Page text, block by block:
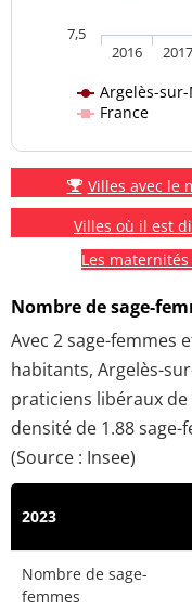
Argelès-
France
2016 2017
7,5
Villes avec le
Villes où il est
Les
Nombre de sage-
Avec 2 sage-femmes
habitants, Argelès-
praticiens libéraux
densité de 1.88
(Source : Insee)
2023
Nombre de sage-
femmes